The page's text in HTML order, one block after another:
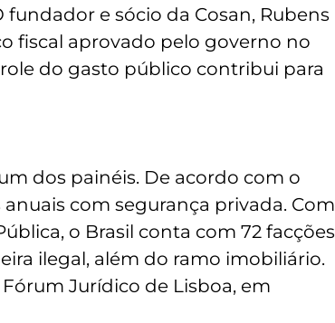
e sócio da Cosan, Rubens
fiscal aprovado pelo governo no
do gasto público contribui para
dos painéis. De acordo com o
com segurança privada. Com
o Brasil conta com 72 facções
ilegal, além do ramo imobiliário.
Jurídico de Lisboa, em